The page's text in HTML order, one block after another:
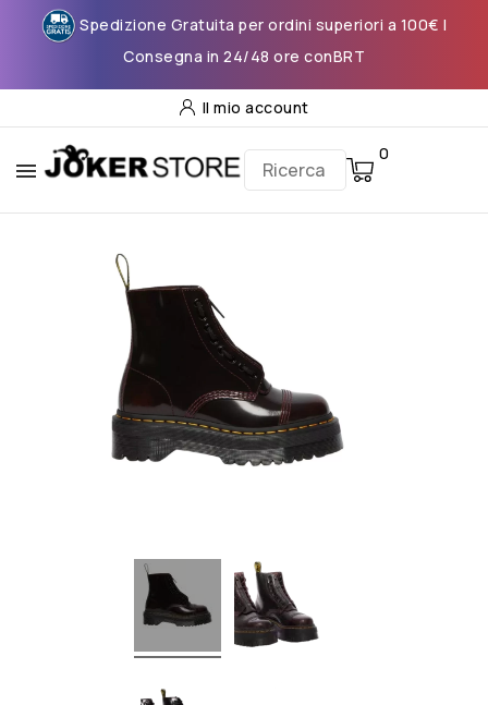
Spedizione Gratuita per ordini superiori a 100€ |
Consegna in 24/48 ore conBRT
Il mio account
0